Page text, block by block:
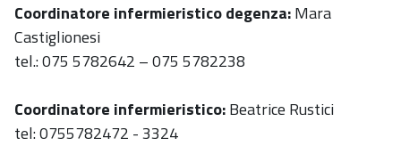
Coordinatore infermieristico degenza:Mara
Castiglionesi
tel.: 075 5782642 – 075 5782238
Coordinatore infermieristico:Beatrice Rustici
tel: 0755782472 - 3324